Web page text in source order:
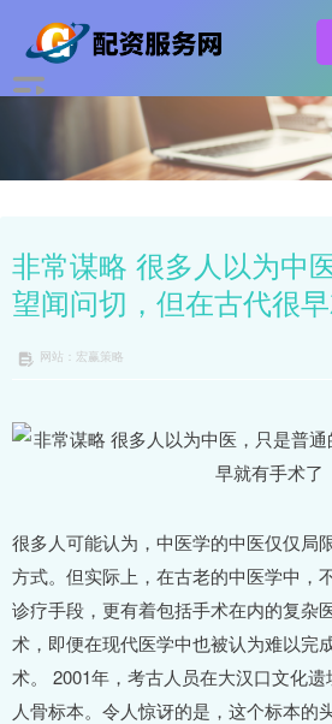
非常谋略 很多人以为中
望闻问切，但在古代很
网站：宏赢策略
很多人可能认为，中医学的中医仅仅局
方式。但实际上，在古老的中医学中，
诊疗手段，更有着包括手术在内的复杂
术，即便在现代医学中也被认为难以完
术。 2001年，考古人员在大汉口文化
人骨标本。令人惊讶的是，这个标本的